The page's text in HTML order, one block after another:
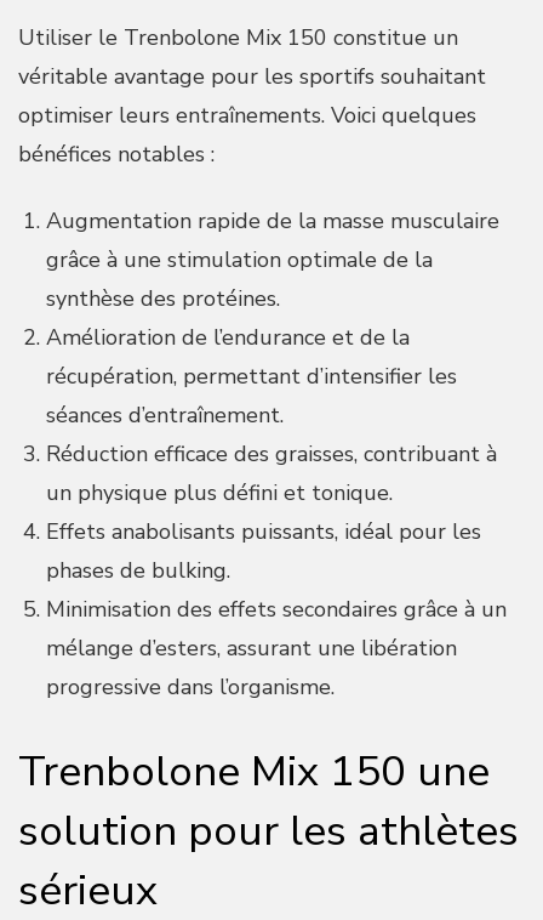
Utiliser le Trenbolone Mix 150 constitue un
véritable avantage pour les sportifs souhaitant
optimiser leurs entraînements. Voici quelques
bénéfices notables :
Augmentation rapide de la masse musculaire
grâce à une stimulation optimale de la
synthèse des protéines.
Amélioration de l’endurance et de la
récupération, permettant d’intensifier les
séances d’entraînement.
Réduction efficace des graisses, contribuant à
un physique plus défini et tonique.
Effets anabolisants puissants, idéal pour les
phases de bulking.
Minimisation des effets secondaires grâce à un
mélange d’esters, assurant une libération
progressive dans l’organisme.
Trenbolone Mix 150 une
solution pour les athlètes
sérieux